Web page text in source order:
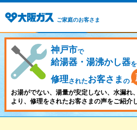
ご家庭のお客さま
神戸市で
給湯器・湯沸かし器を
修理されたお客さま の
お湯がでない、湯量が安定しない、水漏れ
より、修理をされたお客さまの声をご紹介